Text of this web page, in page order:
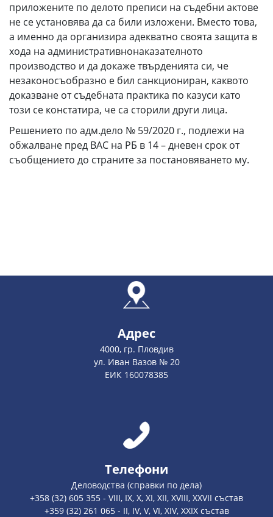
приложените по делото преписи на съдебни актове
не се установява да са били изложени. Вместо това,
а именно да организира адекватно своята защита в
хода на административнонаказателното
производство и да докаже твърденията си, че
незаконосъобразно е бил санкциониран, каквото
доказване от съдебната прак­тика по казуси като
този се констатира, че са сторили други лица.
Решението по адм.дело № 59/2020 г., подлежи на
обжалване пред ВАС на РБ в 14 – дневен срок от
съобщението до страните за постановяването му.
Адрес
4000, гр. Пловдив
ул. Иван Вазов № 20
ЕИК 160078385
Телефони
Деловодства (справки по дела)
+358 (32) 605 355 - VIII, IX, X, XI, XII, XVIII, XXVII състав
+359 (32) 261 065 - II, IV, V, VI, XIV, XXIX състав